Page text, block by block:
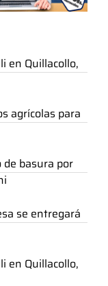
en Quillacollo,
agrícolas para
basura por
se entregará
en Quillacollo,